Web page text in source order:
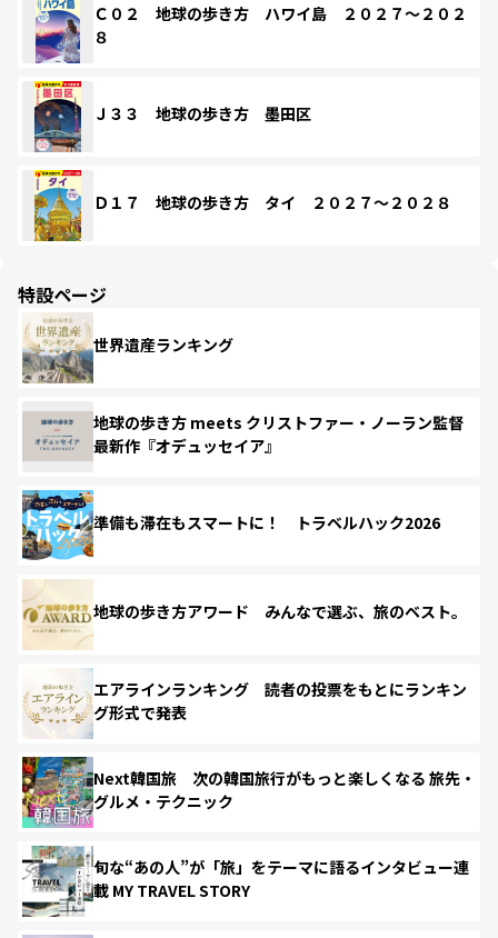
Ｃ０２ 地球の歩き方 ハワイ島 ２０２７～２０２
８
Ｊ３３ 地球の歩き方 墨田区
Ｄ１７ 地球の歩き方 タイ ２０２７～２０２８
特設ページ
世界遺産ランキング
地球の歩き方 meets クリストファー・ノーラン監督
最新作『オデュッセイア』
準備も滞在もスマートに！ トラベルハック2026
地球の歩き方アワード みんなで選ぶ、旅のベスト。
エアラインランキング 読者の投票をもとにランキン
グ形式で発表
Next韓国旅 次の韓国旅行がもっと楽しくなる 旅先・
グルメ・テクニック
旬な“あの人”が「旅」をテーマに語るインタビュー連
載 MY TRAVEL STORY